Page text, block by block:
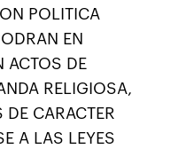
POLITICA
EN
ACTOS DE
RELIGIOSA,
CARACTER
A LAS LEYES